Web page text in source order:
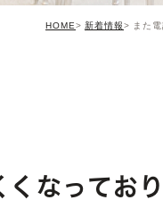
HOME 新着情報 また
なってお